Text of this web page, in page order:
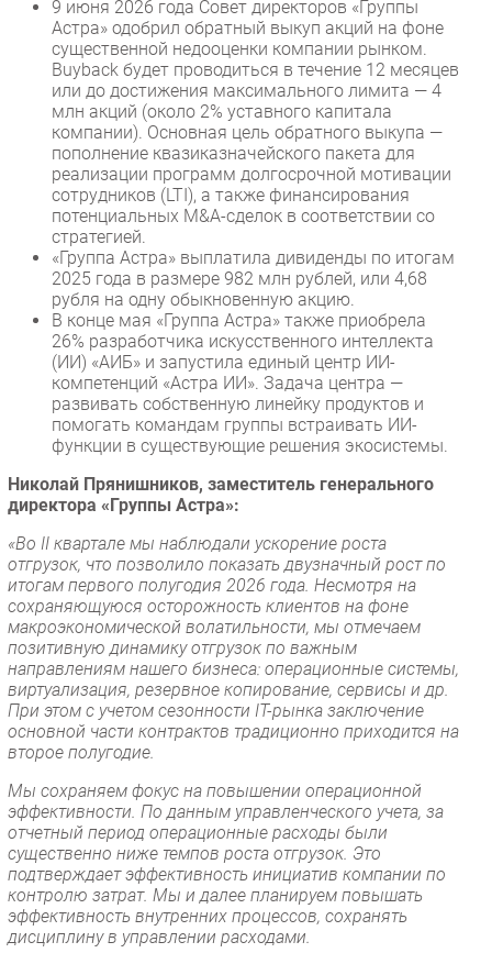
9 июня 2026 года Совет директоров «Группы
Астра» одобрил обратный выкуп акций на фоне
существенной недооценки компании рынком.
Buyback будет проводиться в течение 12 месяцев
или до достижения максимального лимита — 4
млн акций (около 2% уставного капитала
компании). Основная цель обратного выкупа —
пополнение квазиказначейского пакета для
реализации программ долгосрочной мотивации
сотрудников (LTI), а также финансирования
потенциальных M&A-сделок в соответствии со
стратегией.
«Группа Астра» выплатила дивиденды по итогам
2025 года в размере 982 млн рублей, или 4,68
рубля на одну обыкновенную акцию.
В конце мая «Группа Астра» также приобрела
26% разработчика искусственного интеллекта
(ИИ) «АИБ» и запустила единый центр ИИ-
компетенций «Астра ИИ». Задача центра —
развивать собственную линейку продуктов и
помогать командам группы встраивать ИИ-
функции в существующие решения экосистемы.
Николай Прянишников, заместитель генерального
директора «Группы Астра»:
«Во II квартале мы наблюдали ускорение роста
отгрузок, что позволило показать двузначный рост по
итогам первого полугодия 2026 года. Несмотря на
сохраняющуюся осторожность клиентов на фоне
макроэкономической волатильности, мы отмечаем
позитивную динамику отгрузок по важным
направлениям нашего бизнеса: операционные системы,
виртуализация, резервное копирование, сервисы и др.
При этом с учетом сезонности IT-рынка заключение
основной части контрактов традиционно приходится на
второе полугодие.
Мы сохраняем фокус на повышении операционной
эффективности. По данным управленческого учета, за
отчетный период операционные расходы были
существенно ниже темпов роста отгрузок. Это
подтверждает эффективность инициатив компании по
контролю затрат. Мы и далее планируем повышать
эффективность внутренних процессов, сохранять
дисциплину в управлении расходами.